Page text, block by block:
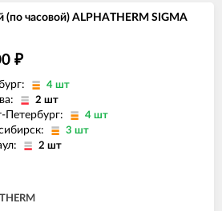
часовой) ALPHATHERM SIGMA
₽
4 шт
2 шт
Петербург: 4 шт
3 шт
2 шт